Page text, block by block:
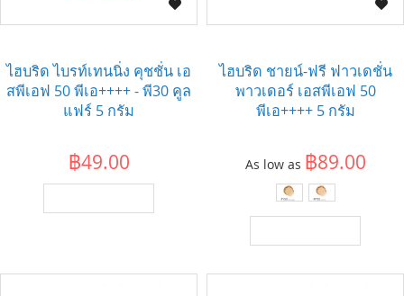
ไฮบริด ไบรท์เทนนิ่ง คุชชั่น เอ
สพีเอฟ 50 พีเอ++++ - พี30 คูล
แฟร์ 5 กรัม
฿49.00
ไฮบริด ชายน์-ฟรี ฟาวเดชั่น
พาวเดอร์ เอสพีเอฟ 50
พีเอ++++ 5 กรัม
As low as ฿89.00